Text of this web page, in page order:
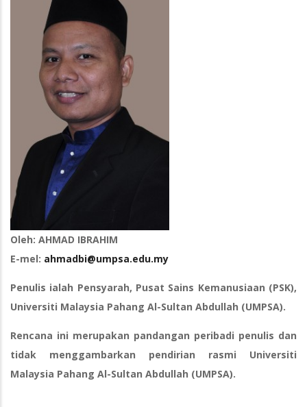
Oleh: AHMAD IBRAHIM
E-mel: ahmadbi@umpsa.edu.my
Penulis ialah Pensyarah, Pusat Sains Kemanusiaan (PSK),
Universiti Malaysia Pahang Al-Sultan Abdullah (UMPSA).
Rencana ini merupakan pandangan peribadi penulis dan
tidak menggambarkan pendirian rasmi Universiti
Malaysia Pahang Al-Sultan Abdullah (UMPSA).